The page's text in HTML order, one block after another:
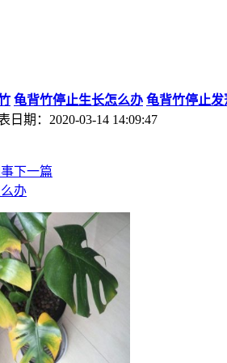
龟背竹停止生长怎么办 龟背竹停止发
日期：2020-03-14 14:09:47
下一篇
办